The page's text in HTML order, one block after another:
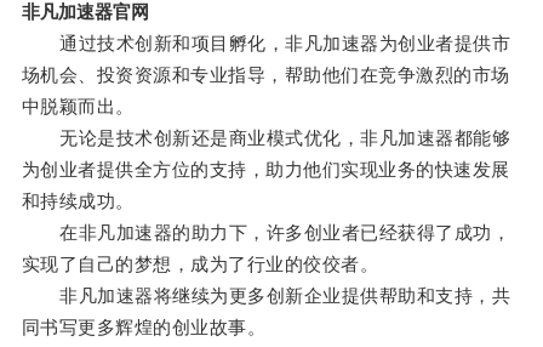
非凡加速器官网
通过技术创新和项目孵化，非凡加速器为创业者提供市
场机会、投资资源和专业指导，帮助他们在竞争激烈的市场
中脱颖而出。
无论是技术创新还是商业模式优化，非凡加速器都能够
为创业者提供全方位的支持，助力他们实现业务的快速发展
和持续成功。
在非凡加速器的助力下，许多创业者已经获得了成功，
实现了自己的梦想，成为了行业的佼佼者。
非凡加速器将继续为更多创新企业提供帮助和支持，共
同书写更多辉煌的创业故事。